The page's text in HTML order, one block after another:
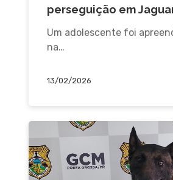
perseguição em
Um adolescente foi
na…
13/02/2026